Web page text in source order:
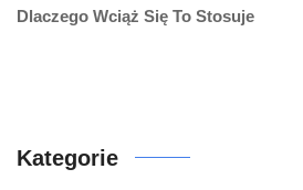
Dlaczego Wciąż Się To Stosuje
Kategorie